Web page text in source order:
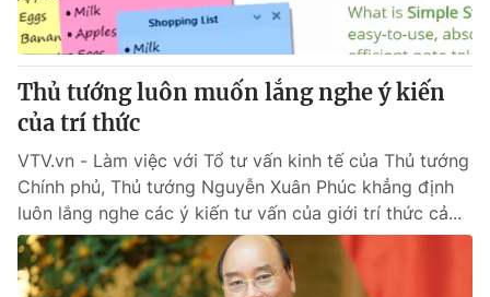
Thủ tướng luôn muốn lắng nghe ý kiến
của trí thức
VTV.vn - Làm việc với Tổ tư vấn kinh tế của Thủ tướng
Chính phủ, Thủ tướng Nguyễn Xuân Phúc khẳng định
luôn lắng nghe các ý kiến tư vấn của giới trí thức cả...